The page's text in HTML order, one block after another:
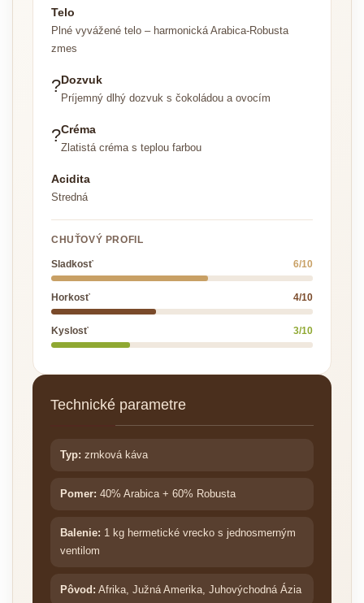
Telo
Plné vyvážené telo – harmonická Arabica-Robusta
zmes
?Dozvuk
Príjemný dlhý dozvuk s čokoládou a ovocím
?Créma
Zlatistá créma s teplou farbou
Acidita
Stredná
CHUŤOVÝ PROFIL
Sladkosť 6/10
Horkosť 4/10
Kyslosť 3/10
Technické parametre
Typ: zrnková káva
Pomer: 40% Arabica + 60% Robusta
Balenie: 1 kg hermetické vrecko s jednosmerným
ventilom
Pôvod: Afrika, Južná Amerika, Juhovýchodná Ázia